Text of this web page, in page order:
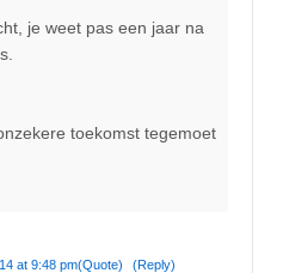
je weet pas een jaar na
toekomst tegemoet
at 9:48 pm(Quote) (Reply)